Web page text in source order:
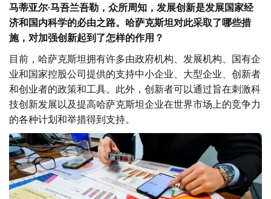
马蒂亚尔·马吾兰吾勒，众所周知，发展创新是发展国家经
济和国内科学的必由之路。哈萨克斯坦对此采取了哪些措
施，对加强创新起到了怎样的作用？
目前，哈萨克斯坦拥有许多由政府机构、发展机构、国有企
业和国家控股公司提供的支持中小企业、大型企业、创新者
和创业者的政策和工具。此外，创新者可以通过旨在刺激科
技创新发展以及提高哈萨克斯坦企业在世界市场上的竞争力
的各种计划和举措得到支持。